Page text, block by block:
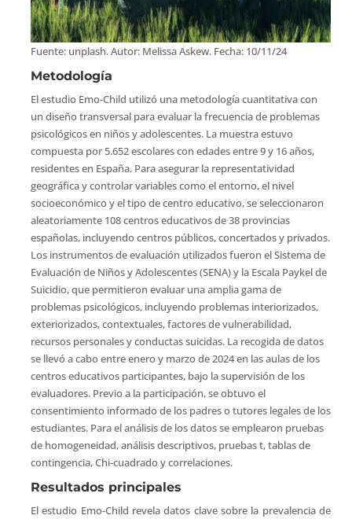
Fuente: unplash. Autor: Melissa Askew. Fecha: 10/11/24
Metodología
El estudio Emo-Child utilizó una metodología cuantitativa con
un diseño transversal para evaluar la frecuencia de problemas
psicológicos en niños y adolescentes. La muestra estuvo
compuesta por 5.652 escolares con edades entre 9 y 16 años,
residentes en España. Para asegurar la representatividad
geográfica y controlar variables como el entorno, el nivel
socioeconómico y el tipo de centro educativo, se seleccionaron
aleatoriamente 108 centros educativos de 38 provincias
españolas, incluyendo centros públicos, concertados y privados.
Los instrumentos de evaluación utilizados fueron el Sistema de
Evaluación de Niños y Adolescentes (SENA) y la Escala Paykel de
Suicidio, que permitieron evaluar una amplia gama de
problemas psicológicos, incluyendo problemas interiorizados,
exteriorizados, contextuales, factores de vulnerabilidad,
recursos personales y conductas suicidas. La recogida de datos
se llevó a cabo entre enero y marzo de 2024 en las aulas de los
centros educativos participantes, bajo la supervisión de los
evaluadores. Previo a la participación, se obtuvo el
consentimiento informado de los padres o tutores legales de los
estudiantes. Para el análisis de los datos se emplearon pruebas
de homogeneidad, análisis descriptivos, pruebas t, tablas de
contingencia, Chi-cuadrado y correlaciones.
Resultados principales
El estudio Emo-Child revela datos clave sobre la prevalencia de